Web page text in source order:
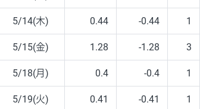
5/14(木) 0.44 -0.44 1
5/15(金) 1.28 -1.28 3
5/18(月) 0.4 -0.4 1
5/19(火) 0.41 -0.41 1